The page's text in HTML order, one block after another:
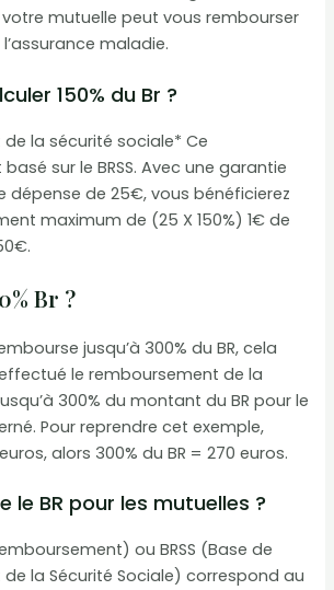
mutuelle peut vous rembourser
l’assurance maladie.
150% du Br ?
la sécurité sociale* Ce
sur le BRSS. Avec une garantie
dépense de 25€, vous bénéficierez
maximum de (25 X 150%) 1€ de
Br ?
jusqu’à 300% du BR, cela
le remboursement de la
300% du montant du BR pour le
Pour reprendre cet exemple,
alors 300% du BR = 270 euros.
le BR pour les mutuelles ?
ou BRSS (Base de
la Sécurité Sociale) correspond au